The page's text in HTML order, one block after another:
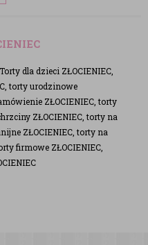
dla dzieci ZŁOCIENIEC,
torty urodzinowe
ZŁOCIENIEC, torty
ZŁOCIENIEC, torty na
ZŁOCIENIEC, torty na
firmowe ZŁOCIENIEC,